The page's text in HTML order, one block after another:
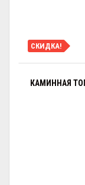
СКИДКА!
КАМИННАЯ